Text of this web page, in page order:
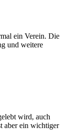
ein Verein. Die
und weitere
wird, auch
aber ein wichtiger